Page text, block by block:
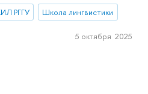
РГГУ Школа лингвистики
5 октября 2025